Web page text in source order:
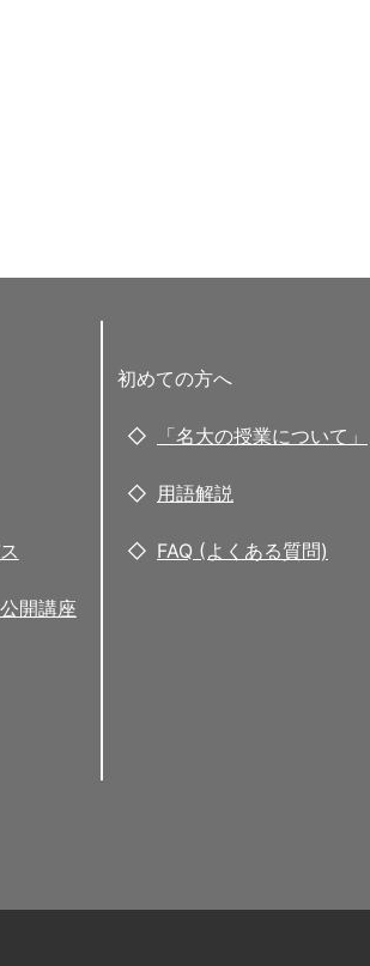
開講座
初めての方へ
「名大の授業について」
用語解説
FAQ (よくある質問)